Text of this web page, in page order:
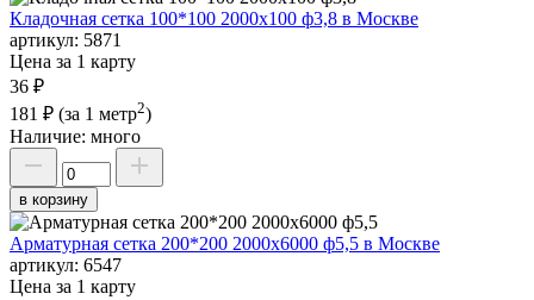
Кладочная сетка 100*100 2000х100 ф3,8 в Москве
артикул: 5871
Цена за 1 карту
36 ₽
181 ₽ (за 1 метр2)
Наличие: много
в корзину
Арматурная сетка 200*200 2000х6000 ф5,5 в Москве
артикул: 6547
Цена за 1 карту